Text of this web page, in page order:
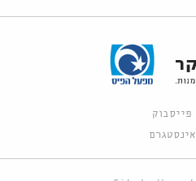
פייסבוק
אינסטגרם